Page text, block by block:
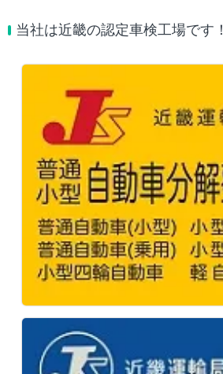
当社は近畿の認定車検工場です！